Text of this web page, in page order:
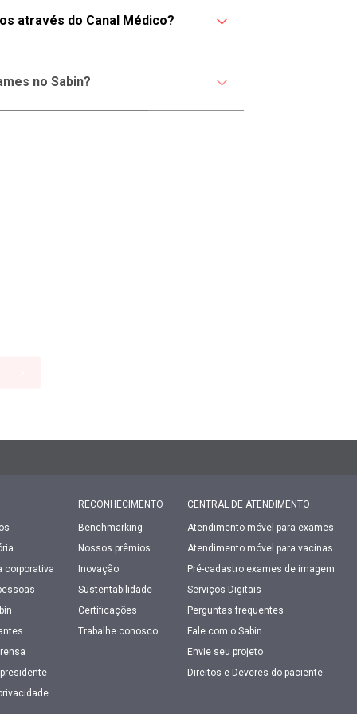
através do Canal Médico?
no Sabin?
Canal Exclusivo:(61)4004.8003.
corporativa
RECONHECIMENTO
Benchmarking
Nossos prêmios
Inovação
Sustentabilidade
Certificações
Trabalhe conosco
CENTRAL DE ATENDIMENTO
Atendimento móvel para exames
Atendimento móvel para vacinas
Pré-cadastro exames de imagem
Serviços Digitais
Perguntas frequentes
Fale com o Sabin
Envie seu projeto
Direitos e Deveres do paciente